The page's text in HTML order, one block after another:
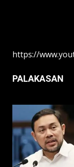
https://
PALAKASAN